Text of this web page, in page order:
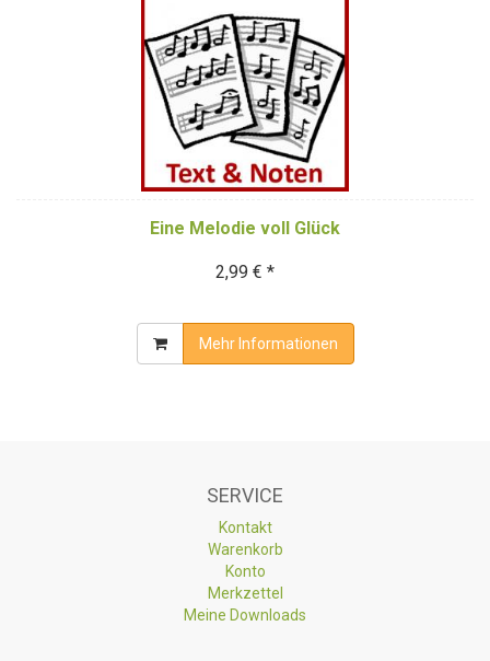
Eine Melodie voll Glück
2,99 € *
Mehr Informationen
SERVICE
Kontakt
Warenkorb
Konto
Merkzettel
Meine Downloads